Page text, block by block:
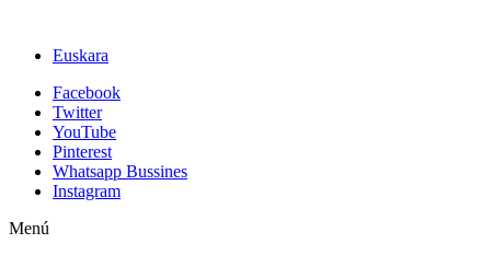
Euskara
Facebook
Twitter
YouTube
Pinterest
Whatsapp Bussines
Instagram
Menú